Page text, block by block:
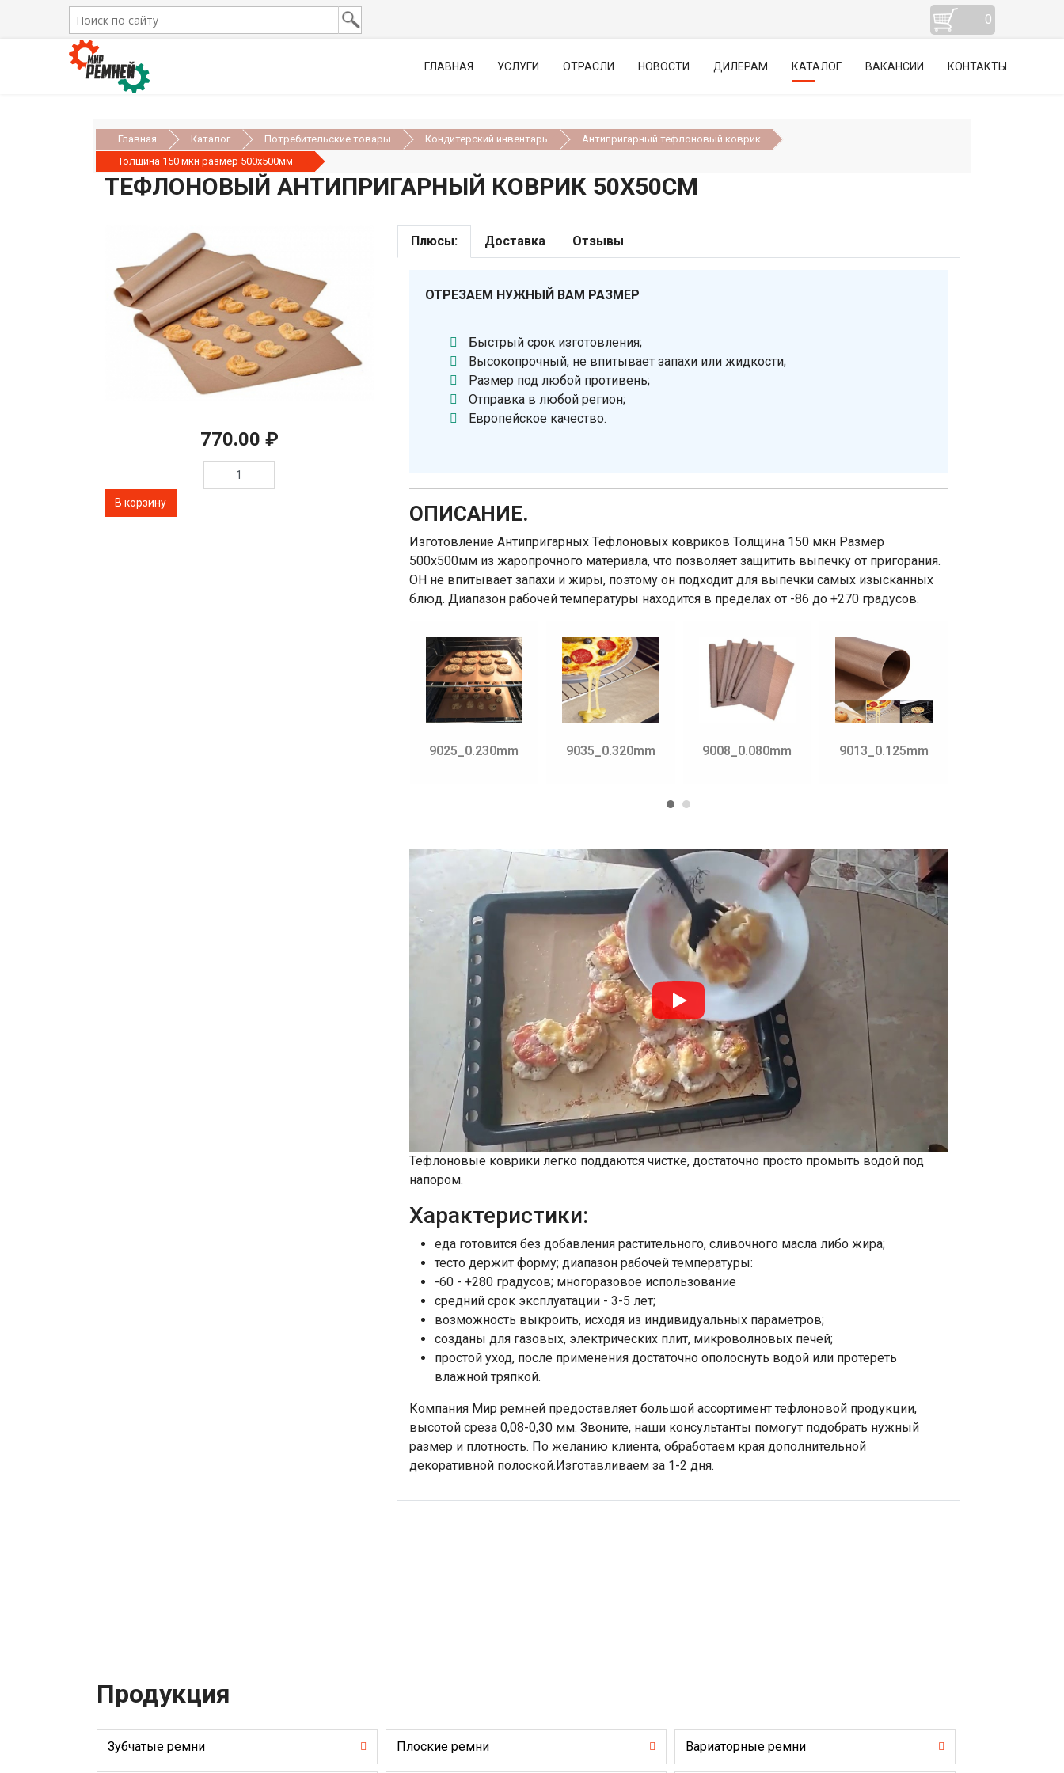
0
ГЛАВНАЯ УСЛУГИ ОТРАСЛИ НОВОСТИ ДИЛЕРАМ КАТАЛОГ ВАКАНСИИ КОНТАКТЫ
Главная Каталог Потребительские товары Кондитерский инвентарь
Антипригарный тефлоновый коврик
Толщина 150 мкн размер 500х500мм
ТЕФЛОНОВЫЙ АНТИПРИГАРНЫЙ КОВРИК 50Х50СМ
770.00 ₽
Плюсы: Доставка Отзывы
ОТРЕЗАЕМ НУЖНЫЙ ВАМ РАЗМЕР
Быстрый срок изготовления;
Высокопрочный, не впитывает запахи или жидкости;
Размер под любой противень;
Отправка в любой регион;
Европейское качество.
ОПИСАНИЕ.
Изготовление Антипригарных Тефлоновых ковриков Толщина 150 мкн Размер
500х500мм из жаропрочного материала, что позволяет защитить выпечку от пригорания.
ОН не впитывает запахи и жиры, поэтому он подходит для выпечки самых изысканных
блюд. Диапазон рабочей температуры находится в пределах от -86 до +270 градусов.
9025_0.230mm 9035_0.320mm 9008_0.080mm 9013_0.125mm
Тефлоновые коврики легко поддаются чистке, достаточно просто промыть водой под
напором.
Характеристики:
еда готовится без добавления растительного, сливочного масла либо жира;
тесто держит форму; диапазон рабочей температуры:
-60 - +280 градусов; многоразовое использование
средний срок эксплуатации - 3-5 лет;
возможность выкроить, исходя из индивидуальных параметров;
созданы для газовых, электрических плит, микроволновых печей;
простой уход, после применения достаточно ополоснуть водой или протереть
влажной тряпкой.
Компания Мир ремней предоставляет большой ассортимент тефлоновой продукции,
высотой среза 0,08-0,30 мм. Звоните, наши консультанты помогут подобрать нужный
размер и плотность. По желанию клиента, обработаем края дополнительной
декоративной полоской.Изготавливаем за 1-2 дня.
Продукция
Зубчатые ремни Плоские ремни Вариаторные ремни